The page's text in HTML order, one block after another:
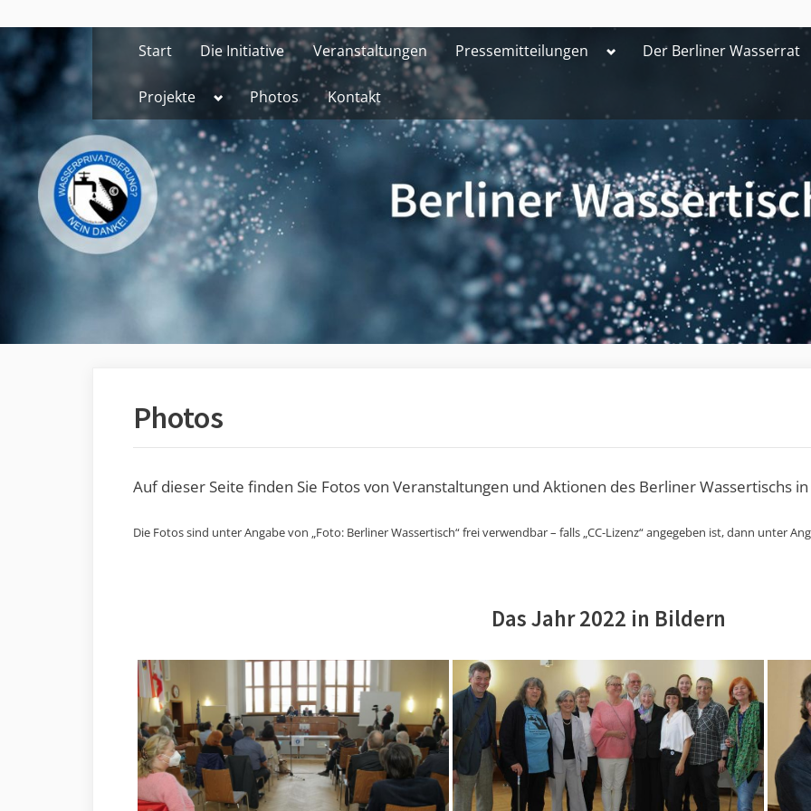
to
content
Start Die Initiative Veranstaltungen Pressemitteilungen ToggleDer Berliner Wasserrat
Projekte Toggle
menu
Photos Kontakt
Photos
Auf dieser Seite finden Sie Fotos von Veranstaltungen und Aktionen des Berliner Wassertischs
Die Fotos sind unter Angabe von „Foto: Berliner Wassertisch“ frei verwendbar – falls „CC-Lizenz“ angegeben ist, dann unter
Das Jahr 2022 in Bildern